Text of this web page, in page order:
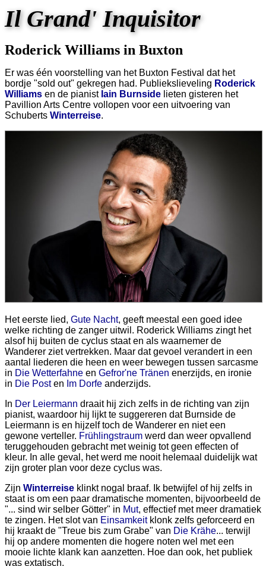
Il Grand' Inquisitor
Roderick Williams in Buxton
Er was één voorstelling van het Buxton Festival dat het
bordje "sold out" gekregen had. Publiekslieveling Roderick
Williams en de pianist Iain Burnside lieten gisteren het
Pavillion Arts Centre vollopen voor een uitvoering van
Schuberts Winterreise.
Het eerste lied, Gute Nacht, geeft meestal een goed idee
welke richting de zanger uitwil. Roderick Williams zingt het
alsof hij buiten de cyclus staat en als waarnemer de
Wanderer ziet vertrekken. Maar dat gevoel verandert in een
aantal liederen die heen en weer bewegen tussen sarcasme
in Die Wetterfahne en Gefror'ne Tränen enerzijds, en ironie
in Die Posten Im Dorfe anderzijds.
In Der Leiermann draait hij zich zelfs in de richting van zijn
pianist, waardoor hij lijkt te suggereren dat Burnside de
Leiermann is en hijzelf toch de Wanderer en niet een
gewone verteller. Frühlingstraum werd dan weer opvallend
teruggehouden gebracht met weinig tot geen effecten of
kleur. In alle geval, het werd me nooit helemaal duidelijk wat
zijn groter plan voor deze cyclus was.
Zijn Winterreise klinkt nogal braaf. Ik betwijfel of hij zelfs in
staat is om een paar dramatische momenten, bijvoorbeeld de
"... sind wir selber Götter" in Mut, effectief met meer dramatiek
te zingen. Het slot van Einsamkeitklonk zelfs geforceerd en
hij kraakt de "Treue bis zum Grabe" van Die Krähe... terwijl
hij op andere momenten die hogere noten wel met een
mooie lichte klank kan aanzetten. Hoe dan ook, het publiek
was extatisch.